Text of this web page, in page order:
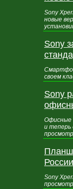
Sony
новые
Sony
своем
Sony
Офисные
и теперь
России
Sony